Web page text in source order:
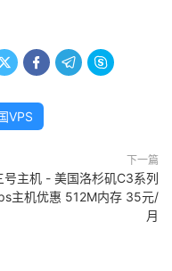
  
VPS
下一篇
号主机 - 美国洛杉矶C3系列
主机优惠 512M内存 35元/
月